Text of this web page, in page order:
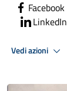
Facebook
LinkedIn
Vedi azioni